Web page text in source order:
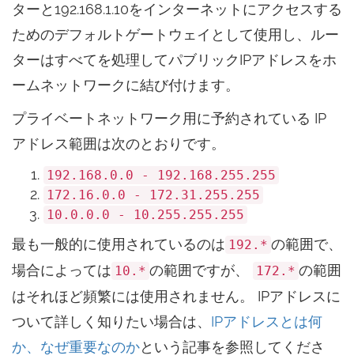
ターと192.168.1.10をインターネットにアクセスする
ためのデフォルトゲートウェイとして使用し、ルー
ターはすべてを処理してパブリックIPアドレスをホ
ームネットワークに結び付けます。
プライベートネットワーク用に予約されている IP
アドレス範囲は次のとおりです。
192.168.0.0 - 192.168.255.255
172.16.0.0 - 172.31.255.255
10.0.0.0 - 10.255.255.255
最も一般的に使用されているのは 192.* の範囲で、
場合によっては 10.* の範囲ですが、 172.* の範囲
はそれほど頻繁には使用されません。 IPアドレスに
ついて詳しく知りたい場合は、 IPアドレスとは何
か、なぜ重要なのかという記事を参照してくださ